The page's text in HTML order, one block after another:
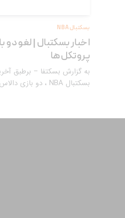
بسکتبال NBA
پروتکل‌ها
به گزارش بسکتفا – برطبق
بسکتبال NBA ، دو بازی دالاس موریکس – نیواورلینز…